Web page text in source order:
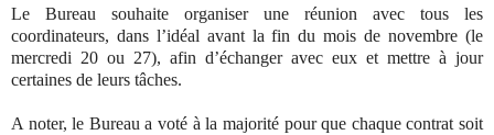
Le Bureau souhaite organiser une réunion avec tous les
coordinateurs, dans l’idéal avant la fin du mois de novembre (le
mercredi 20 ou 27), afin d’échanger avec eux et mettre à jour
certaines de leurs tâches.
A noter, le Bureau a voté à la majorité pour que chaque contrat soit